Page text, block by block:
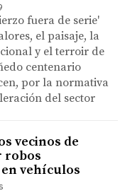
fuera de serie'
el paisaje, la
y el terroir de
centenario
por la normativa
del sector
vecinos de
robos
vehículos